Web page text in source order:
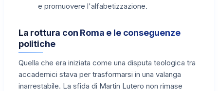
e promuovere l'alfabetizzazione.
La rottura con Roma e le conseguenze
politiche
Quella che era iniziata come una disputa teologica tra
accademici stava per trasformarsi in una valanga
inarrestabile. La sfida di Martin Lutero non rimase